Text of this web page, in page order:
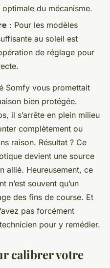
du mécanisme.
: Pour les modèles
au soleil est
de réglage pour
Somfy vous promettait
bien protégée.
il s’arrête en plein milieu
complètement ou
raison. Résultat ? Ce
devient une source
allié. Heureusement, ce
n’est souvent qu’un
des fins de course. Et
pas forcément
pour y remédier.
calibrer votre